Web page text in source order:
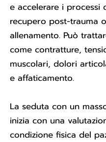
e accelerare i processi
recupero post-trauma
allenamento. Può
come contratture,
muscolari, dolori
e affaticamento.
La seduta con un
inizia con una
condizione fisica del